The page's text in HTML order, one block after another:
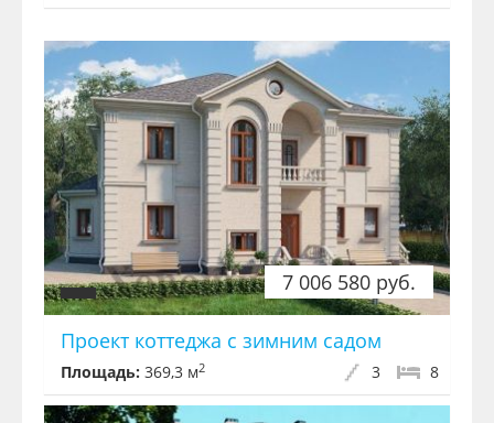
7 006 580 руб.
Проект коттеджа с зимним садом
Площадь: 369,3 м2 8
3